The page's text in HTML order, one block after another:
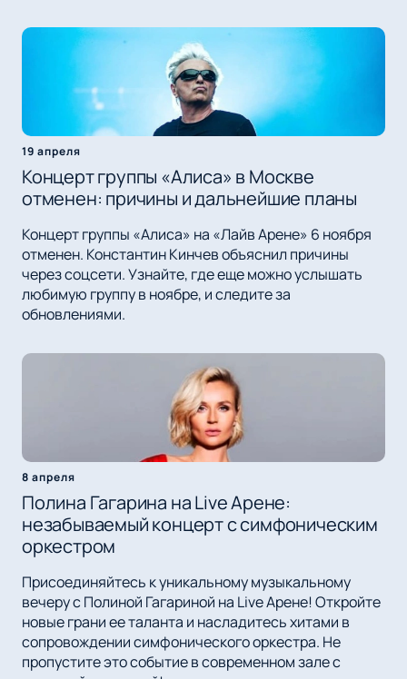
19 апреля
Концерт группы «Алиса» в Москве
отменен: причины и дальнейшие планы
Концерт группы «Алиса» на «Лайв Арене» 6 ноября
отменен. Константин Кинчев объяснил причины
через соцсети. Узнайте, где еще можно услышать
любимую группу в ноябре, и следите за
обновлениями.
8 апреля
Полина Гагарина на Live Арене:
незабываемый концерт с симфоническим
оркестром
Присоединяйтесь к уникальному музыкальному
вечеру с Полиной Гагариной на Live Арене! Откройте
новые грани ее таланта и насладитесь хитами в
сопровождении симфонического оркестра. Не
пропустите это событие в современном зале с